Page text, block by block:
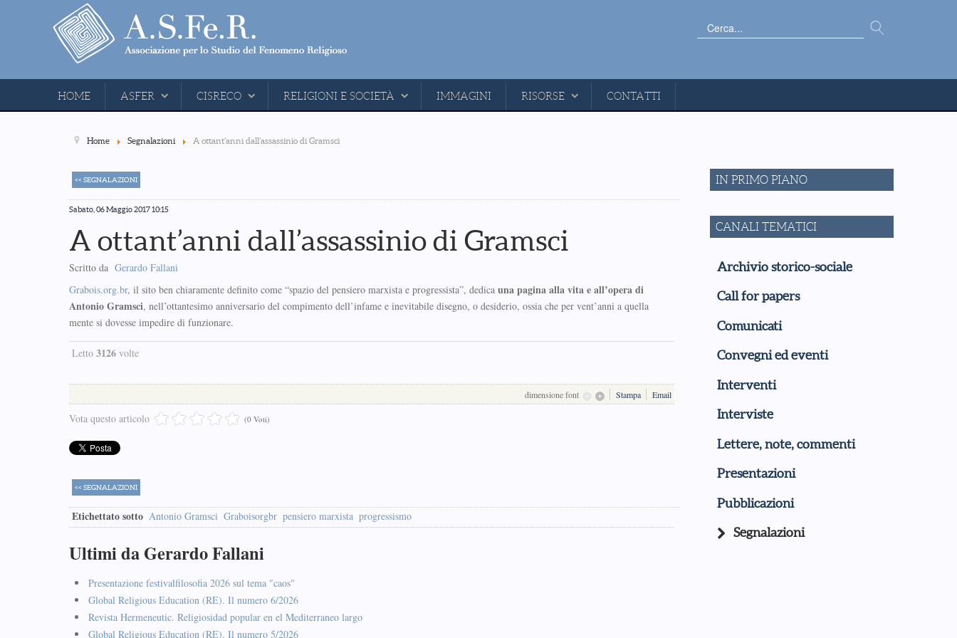
Cerca...
HOME ASFER CISRECO RELIGIONI E SOCIETÀ IMMAGINI RISORSE CONTATTI
Home Segnalazioni A ottant’anni dall’assassinio di Gramsci
<< SEGNALAZIONI
Sabato, 06 Maggio 2017 10:15
A ottant’anni dall’assassinio di Gramsci
Scritto da Gerardo Fallani
Grabois.org.br, il sito ben chiaramente definito come “spazio del pensiero marxista e progressista”, dedica una pagina alla vita e all’opera di
Antonio Gramsci, nell’ottantesimo anniversario del compimento dell’infame e inevitabile disegno, o desiderio, ossia che per vent’anni a quella
mente si dovesse impedire di funzionare.
Letto 3126 volte
dimensione font Stampa Email
Vota questo articolo (0 Voti)
<< SEGNALAZIONI
Etichettato sotto Antonio Gramsci Graboisorgbr pensiero marxista progressismo
Ultimi da Gerardo Fallani
Presentazione festivalfilosofia 2026 sul tema "caos"
Global Religious Education (RE). Il numero 6/2026
Revista Hermeneutic. Religiosidad popular en el Mediterraneo largo
Global Religious Education (RE). Il numero 5/2026
IN PRIMO PIANO
CANALI TEMATICI
Archivio storico-sociale
Call for papers
Comunicati
Convegni ed eventi
Interventi
Interviste
Lettere, note, commenti
Presentazioni
Pubblicazioni
Segnalazioni